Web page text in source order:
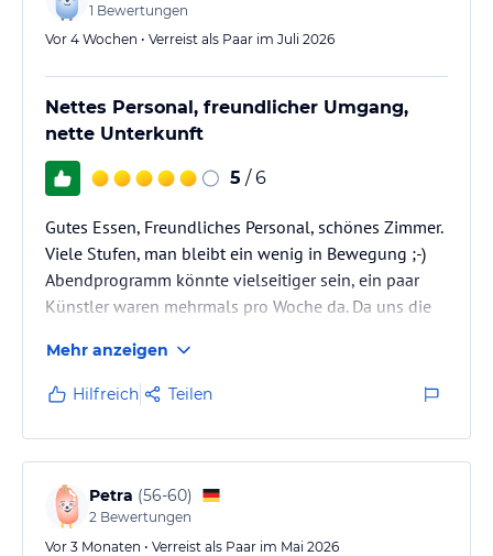
1 Bewertungen
Vor 4 Wochen • Verreist als Paar im Juli 2026
Nettes Personal, freundlicher Umgang,
nette Unterkunft
5 / 6
Gutes Essen, Freundliches Personal, schönes Zimmer.
Viele Stufen, man bleibt ein wenig in Bewegung ;-)
Abendprogramm könnte vielseitiger sein, ein paar
Künstler waren mehrmals pro Woche da. Da uns die
Abends nicht oft besucht.
Mehr anzeigen
Hilfreich Teilen
Petra (56-60)
2 Bewertungen
Vor 3 Monaten • Verreist als Paar im Mai 2026